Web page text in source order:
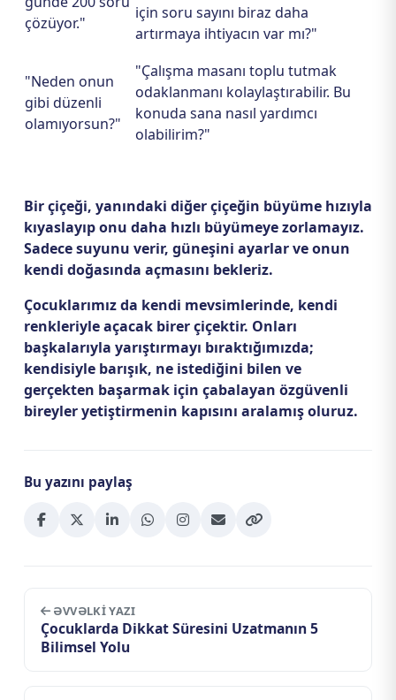
çözüyor."
için soru sayını biraz daha
artırmaya ihtiyacın var mı?"
"Neden onun
gibi düzenli
olamıyorsun?"
"Çalışma masanı toplu tutmak
odaklanmanı kolaylaştırabilir. Bu
konuda sana nasıl yardımcı
olabilirim?"
Bir çiçeği, yanındaki diğer çiçeğin büyüme hızıyla
kıyaslayıp onu daha hızlı büyümeye zorlamayız.
Sadece suyunu verir, güneşini ayarlar ve onun
kendi doğasında açmasını bekleriz.
Çocuklarımız da kendi mevsimlerinde, kendi
renkleriyle açacak birer çiçektir. Onları
başkalarıyla yarıştırmayı bıraktığımızda;
kendisiyle barışık, ne istediğini bilen ve
gerçekten başarmak için çabalayan özgüvenli
bireyler yetiştirmenin kapısını aralamış oluruz.
Bu yazını paylaş
ƏVVƏLKI YAZI
Çocuklarda Dikkat Süresini Uzatmanın 5
Bilimsel Yolu